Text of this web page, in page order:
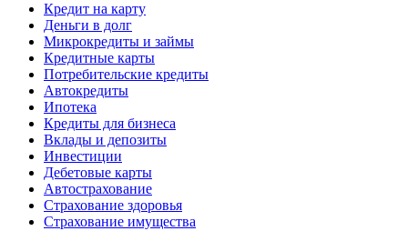
Кредит на карту
Деньги в долг
Микрокредиты и займы
Кредитные карты
Потребительские кредиты
Автокредиты
Ипотека
Кредиты для бизнеса
Вклады и депозиты
Инвестиции
Дебетовые карты
Автострахование
Страхование здоровья
Страхование имущества